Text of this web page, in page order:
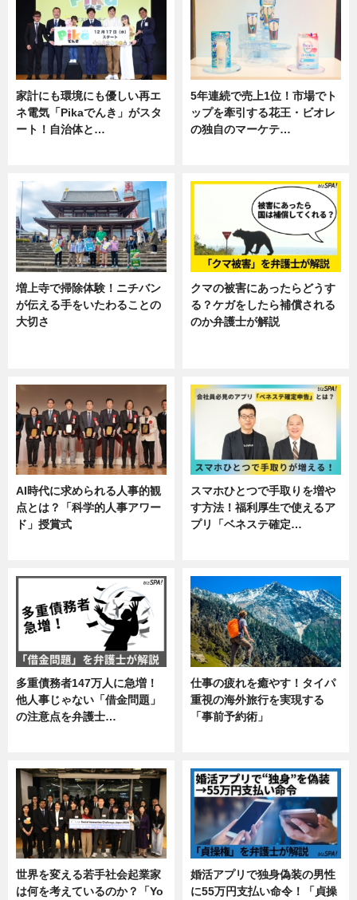
家計にも環境にも優しい再エ
ネ電気「Pikaでんき」がスタ
ート！自治体と…
5年連続で売上1位！市場でト
ップを牽引する花王・ビオレ
の独自のマーケテ…
増上寺で掃除体験！ニチバン
が伝える手をいたわることの
大切さ
クマの被害にあったらどうす
る？ケガをしたら補償される
のか弁護士が解説
AI時代に求められる人事的観
点とは？「科学的人事アワー
ド」授賞式
スマホひとつで手取りを増や
す方法！福利厚生で使えるア
プリ「ベネステ確定…
多重債務者147万人に急増！
他人事じゃない「借金問題」
の注意点を弁護士…
仕事の疲れを癒やす！タイパ
重視の海外旅行を実現する
「事前予約術」
世界を変える若手社会起業家
は何を考えているのか？「Yo
婚活アプリで独身偽装の男性
に55万円支払い命令！「貞操